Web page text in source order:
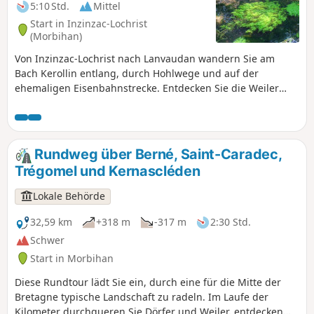
5:10 Std.
Mittel
Start in Inzinzac-Lochrist
(Morbihan)
Von Inzinzac-Lochrist nach Lanvaudan wandern Sie am
Bach Kerollin entlang, durch Hohlwege und auf der
ehemaligen Eisenbahnstrecke. Entdecken Sie die Weiler
ihrem gut erhaltenen Kulturerbe. Ein langer, erholsamer
Spaziergang im Herzen der hügeligen und bewaldeten
Landschaft.
Rundweg über Berné, Saint-Caradec,
Trégomel und Kernascléden
Lokale Behörde
32,59 km
+318 m -317 m
2:30 Std.
Schwer
Start in Morbihan
Diese Rundtour lädt Sie ein, durch eine für die Mitte der
Bretagne typische Landschaft zu radeln. Im Laufe der